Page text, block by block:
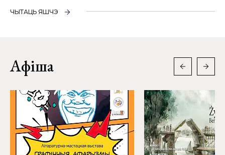
ЧЫТАЦЬ ЯШЧЭ
Афіша